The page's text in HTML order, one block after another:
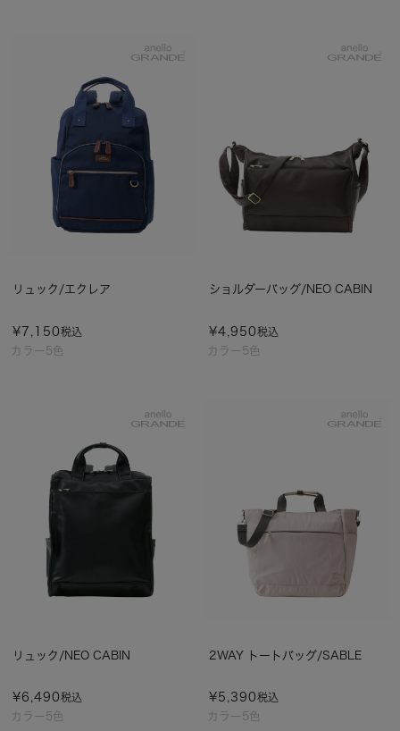
カラー5色
リュック/エクレア
¥7,150税込
カラー5色
ショルダーバッグ/NEO CABIN
¥4,950税込
カラー5色
リュック/NEO CABIN
¥6,490税込
カラー5色
2WAY トートバッグ/SABLE
¥5,390税込